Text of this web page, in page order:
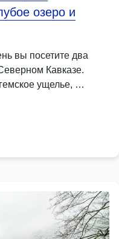
озеро и
вы посетите два
Кавказе.
ущелье, …